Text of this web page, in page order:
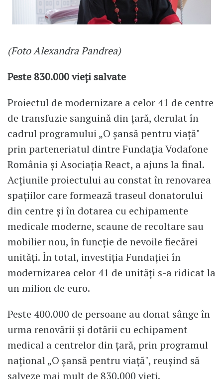
(Foto Alexandra Pandrea)
Peste 830.000 vieți salvate
Proiectul de modernizare a celor 41 de centre
de transfuzie sanguină din țară, derulat în
cadrul programului „O șansă pentru viață"
prin parteneriatul dintre Fundația Vodafone
România și Asociația React, a ajuns la final.
Acțiunile proiectului au constat în renovarea
spațiilor care formează traseul donatorului
din centre și în dotarea cu echipamente
medicale moderne, scaune de recoltare sau
mobilier nou, în funcție de nevoile fiecărei
unități. În total, investiția Fundației în
modernizarea celor 41 de unități s-a ridicat la
un milion de euro.
Peste 400.000 de persoane au donat sânge în
urma renovării și dotării cu echipament
medical a centrelor din țară, prin programul
național „O șansă pentru viață", reușind să
salveze mai mult de 830.000 vieți.